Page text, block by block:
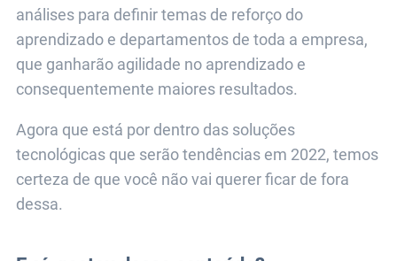
análises para definir temas de reforço do
aprendizado e departamentos de toda a empresa,
que ganharão agilidade no aprendizado e
consequentemente maiores resultados.
Agora que está por dentro das soluções
tecnológicas que serão tendências em 2022, temos
certeza de que você não vai querer ficar de fora
dessa.